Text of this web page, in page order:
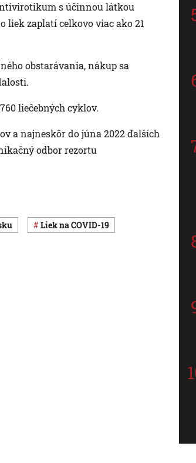
s účinnou látkou
liek zaplatí celkovo viac ako 21
obstarávania, nákup sa
liečebných cyklov.
a najneskôr do júna 2022 ďalších
odbor rezortu
liek na COVID-19